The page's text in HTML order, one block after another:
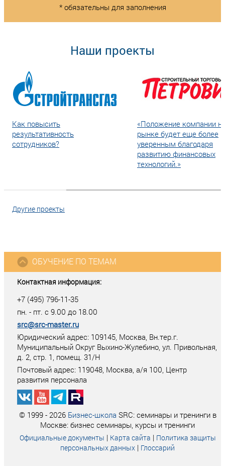
* обязательны для заполнения
Наши проекты
Как повысить
результативность
сотрудников?
«Положение компании
рынке будет еще более
уверенным благодаря
развитию финансовых
технологий.»
Другие проекты
Контактная информация:
+7 (495) 796-11-35
пн. - пт. с 9.00 до 18.00
src@src-master.ru
Юридический адрес: 109145, Москва, Вн.тер.г.
Муниципальный Округ Выхино-Жулебино, ул. Привольная,
д. 2, стр. 1, помещ. 31/Н
Почтовый адрес: 119048, Москва, а/я 100, Центр
развития персонала
ОБУЧЕНИЕ ПО ТЕМАМ
© 1999 - 2026 Бизнес-школа SRC: семинары и тренинги в
Москве: бизнес семинары, курсы и тренинги
Официальные документы | Карта сайта | Политика защиты
персональных данных | Глоссарий